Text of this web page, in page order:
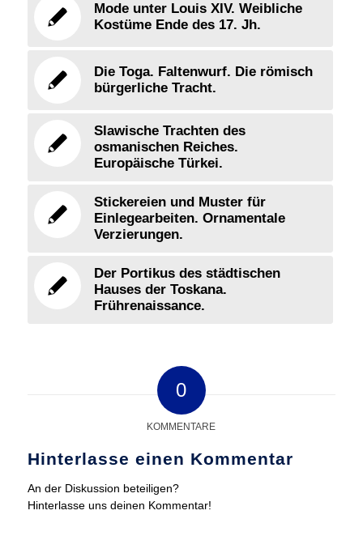
Mode unter Louis XIV. Weibliche
Kostüme Ende des 17. Jh.
Die Toga. Faltenwurf. Die römisch
bürgerliche Tracht.
Slawische Trachten des
osmanischen Reiches.
Europäische Türkei.
Stickereien und Muster für
Einlegearbeiten. Ornamentale
Verzierungen.
Der Portikus des städtischen
Hauses der Toskana.
Frührenaissance.
0
KOMMENTARE
Hinterlasse einen Kommentar
An der Diskussion beteiligen?
Hinterlasse uns deinen Kommentar!